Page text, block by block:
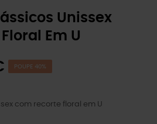
Unissex
Em U
POUPE 40%
com recorte floral em U